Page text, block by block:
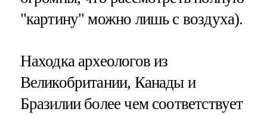
"картину" можно лишь с воздуха).
Находка археологов из
Великобритании, Канады и
Бразилии более чем соответствует